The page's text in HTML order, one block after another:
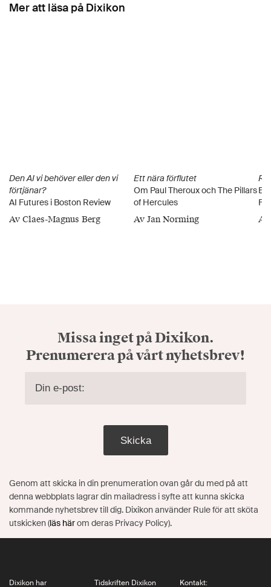
Mer att läsa på Dixikon
Den AI vi behöver eller den vi
förtjänar?
AI Futures i Boston Review
Av Claes-Magnus Berg
Ett nära förflutet
Om Paul Theroux och The Pillars
of Hercules
Av Jan Norming Av
Missa inget på Dixikon.
Prenumerera på vårt nyhetsbrev!
Skicka
Genom att skicka in din prenumeration ovan går du med på att
denna webbplats lagrar din mailadress i syfte att kunna skicka
kommande nyhetsbrev till dig. Dixikon använder Rule för att sköta
utskicken (läs härom deras Privacy Policy).
Dixikon har Tidskriften Dixikon Kontakt: